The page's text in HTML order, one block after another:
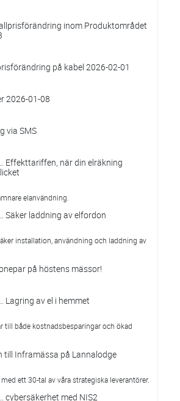
inom Produktområdet
på kabel 2026-02-01
2026-01-08
via SMS
Effekttariffen, när din elräkning
elanvändning.
Säker laddning av elfordon
installation, användning och laddning av
på höstens mässor!
Lagring av el i hemmet
till både kostnadsbesparingar och ökad
till Inframässa på Lannalodge
ett 30-tal av våra strategiska leverantörer.
cybersäkerhet med NIS2